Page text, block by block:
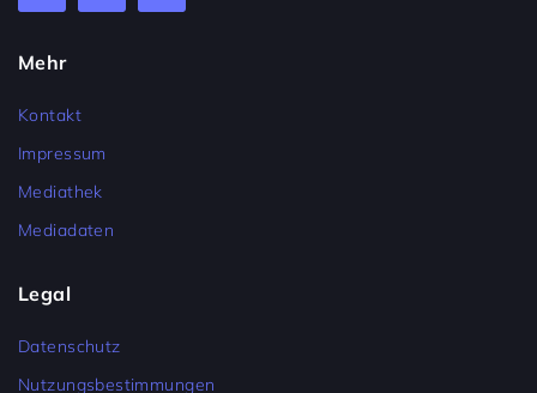
Mehr
Kontakt
Impressum
Mediathek
Mediadaten
Legal
Datenschutz
Nutzungsbestimmungen